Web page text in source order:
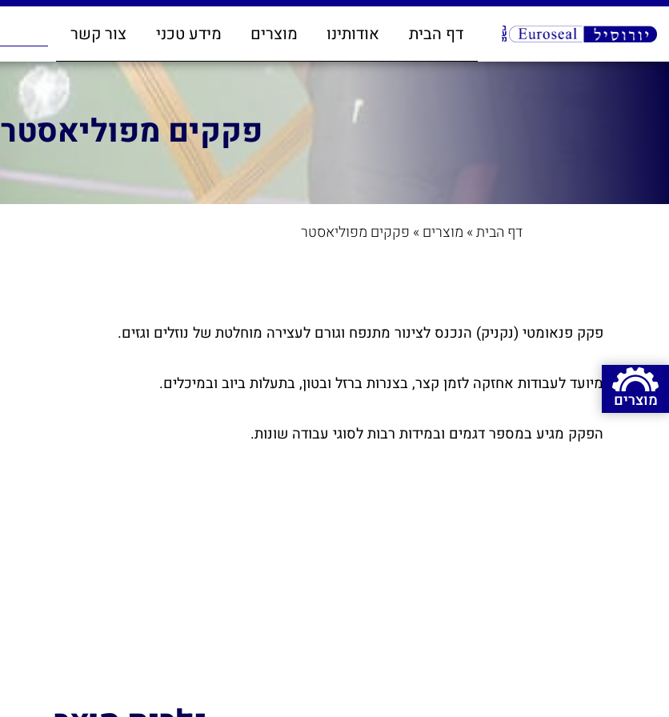
דף הבית אודותינו מוצרים מידע טכני צור קשר
מוצרים
פקקים מפוליאסטר
דף הבית» מוצרים» פקקים מפוליאסטר
פקק פנאומטי (נקניק) הנכנס לצינור מתנפח וגורם לעצירה מוחלטת של נוזלים וגזים.
מיועד לעבודות אחזקה לזמן קצר, בצנרות ברזל ובטון, בתעלות ביוב ובמיכלים.
הפקק מגיע במספר דגמים ובמידות רבות לסוגי עבודה שונות.